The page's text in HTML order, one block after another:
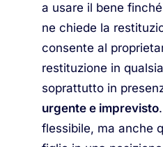
a usare il bene
ne chiede la
consente al
restituzione in
soprattutto in
urgente e imprevisto
flessibile, ma anche